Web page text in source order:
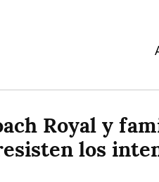
Royal y
los